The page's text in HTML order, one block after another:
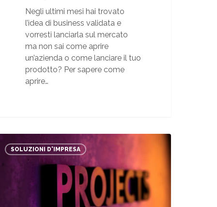
Negli ultimi mesi hai trovato
l’idea di business validata e
vorresti lanciarla sul mercato
ma non sai come aprire
un’azienda o come lanciare il tuo
prodotto? Per sapere come
aprire…
SOLUZIONI D'IMPRESA